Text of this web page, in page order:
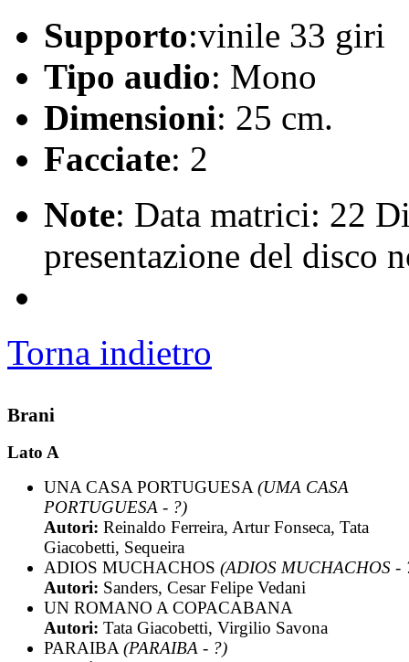
Supporto:vinile 33 giri
Tipo audio: Mono
Dimensioni: 25 cm.
Facciate: 2
Note: Data matrici: 22
presentazione del disco
Torna indietro
Brani
Lato A
UNA CASA PORTUGUESA(UMA CASA
PORTUGUESA - ?)
Autori: Reinaldo Ferreira, Artur Fonseca, Tata
Giacobetti, Sequeira
ADIOS MUCHACHOS (ADIOS MUCHACHOS -
Autori: Sanders, Cesar Felipe Vedani
UN ROMANO A COPACABANA
Autori: Tata Giacobetti, Virgilio Savona
PARAIBA(PARAIBA - ?)